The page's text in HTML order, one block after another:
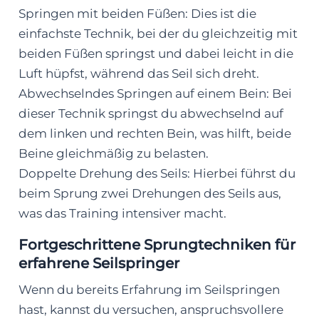
Springen mit beiden Füßen: Dies ist die
einfachste Technik, bei der du gleichzeitig mit
beiden Füßen springst und dabei leicht in die
Luft hüpfst, während das Seil sich dreht.
Abwechselndes Springen auf einem Bein: Bei
dieser Technik springst du abwechselnd auf
dem linken und rechten Bein, was hilft, beide
Beine gleichmäßig zu belasten.
Doppelte Drehung des Seils: Hierbei führst du
beim Sprung zwei Drehungen des Seils aus,
was das Training intensiver macht.
Fortgeschrittene Sprungtechniken für
erfahrene Seilspringer
Wenn du bereits Erfahrung im Seilspringen
hast, kannst du versuchen, anspruchsvollere